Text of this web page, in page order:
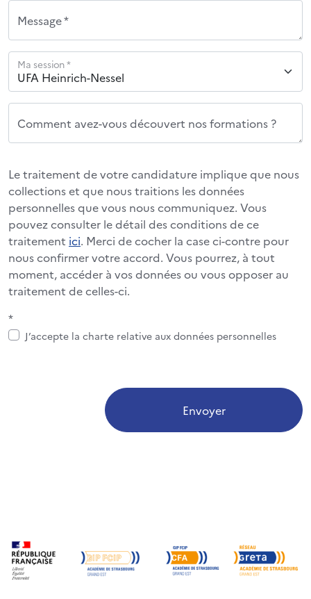
Message *
Ma session *
Comment avez-vous découvert nos formations ?
Le traitement de votre candidature implique que nous
collections et que nous traitions les données
personnelles que vous nous communiquez. Vous
pouvez consulter le détail des conditions de ce
traitement ici. Merci de cocher la case ci-contre pour
nous confirmer votre accord. Vous pourrez, à tout
moment, accéder à vos données ou vous opposer au
traitement de celles-ci.
*
J’accepte la charte relative aux données personnelles
Envoyer